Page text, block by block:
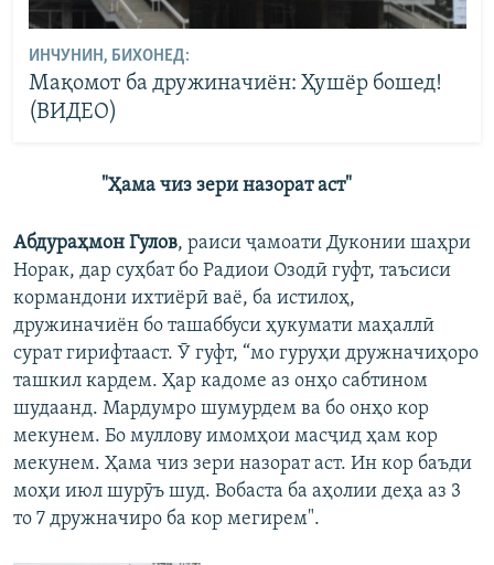
ИНЧУНИН, БИХОНЕД:
Мақомот ба дружиначиён: Ҳушёр бошед!
(ВИДЕО)
"Ҳама чиз зери назорат аст"
Абдураҳмон Гулов, раиси ҷамоати Дуконии шаҳри
Норак, дар суҳбат бо Радиои Озодӣ гуфт, таъсиси
кормандони ихтиёрӣ ваё, ба истилоҳ,
дружиначиён бо ташаббуси ҳукумати маҳаллӣ
сурат гирифтааст. Ӯ гуфт, “мо гуруҳи дружначиҳоро
ташкил кардем. Ҳар кадоме аз онҳо сабтином
шудаанд. Мардумро шумурдем ва бо онҳо кор
мекунем. Бо муллову имомҳои масҷид ҳам кор
мекунем. Ҳама чиз зери назорат аст. Ин кор баъди
моҳи июл шурӯъ шуд. Вобаста ба аҳолии деҳа аз 3
то 7 дружначиро ба кор мегирем".